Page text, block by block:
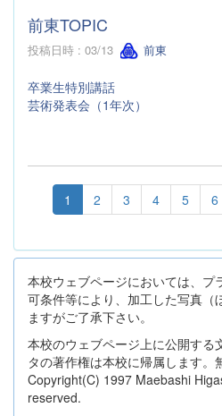
前東TOPIC
投稿日時 : 03/13 前東
卒業生特別講話
芸術発表会（1年次）
1 2 3 4 5 6
本校ウェブページにおいては、プ
可条件等により、加工した写真（
ますがご了承下さい。
本校のウェブページ上に公開する
タの著作権は本校に帰属します。
Copyright(C) 1997 Maebashi
reserved.